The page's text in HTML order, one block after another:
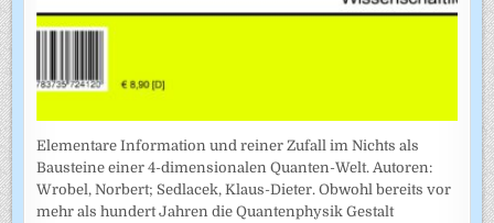
Elementare Information und reiner Zufall im Nichts als
Bausteine einer 4-dimensionalen Quanten-Welt. Autoren:
Wrobel, Norbert; Sedlacek, Klaus-Dieter. Obwohl bereits vor
mehr als hundert Jahren die Quantenphysik Gestalt